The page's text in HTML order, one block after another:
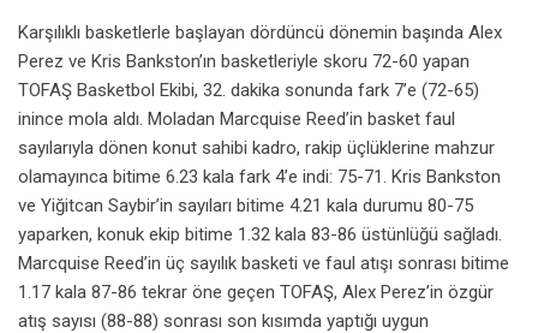
Karşılıklı basketlerle başlayan dördüncü dönemin başında Alex
Perez ve Kris Bankston’ın basketleriyle skoru 72-60 yapan
TOFAŞ Basketbol Ekibi, 32. dakika sonunda fark 7’e (72-65)
inince mola aldı. Moladan Marcquise Reed’in basket faul
sayılarıyla dönen konut sahibi kadro, rakip üçlüklerine mahzur
olamayınca bitime 6.23 kala fark 4’e indi: 75-71. Kris Bankston
ve Yiğitcan Saybir’in sayıları bitime 4.21 kala durumu 80-75
yaparken, konuk ekip bitime 1.32 kala 83-86 üstünlüğü sağladı.
Marcquise Reed’in üç sayılık basketi ve faul atışı sonrası bitime
1.17 kala 87-86 tekrar öne geçen TOFAŞ, Alex Perez’in özgür
atış sayısı (88-88) sonrası son kısımda yaptığı uygun